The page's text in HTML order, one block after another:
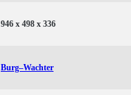
946 x 498 x 336
Burg–Wachter